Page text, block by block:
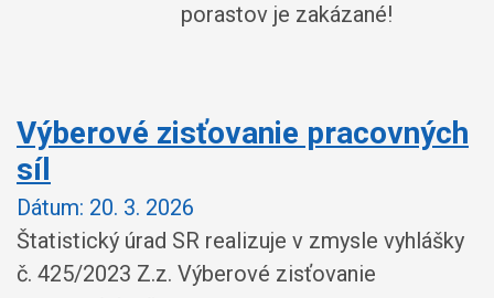
porastov je zakázané!
Výberové zisťovanie pracovných
síl
Dátum: 20. 3. 2026
Štatistický úrad SR realizuje v zmysle vyhlášky
č. 425/2023 Z.z. Výberové zisťovanie